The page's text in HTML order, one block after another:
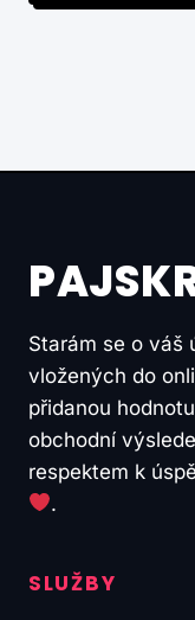
Starám se o váš
vložených do
přidanou
obchodní
respektem k
.
SLUŽBY